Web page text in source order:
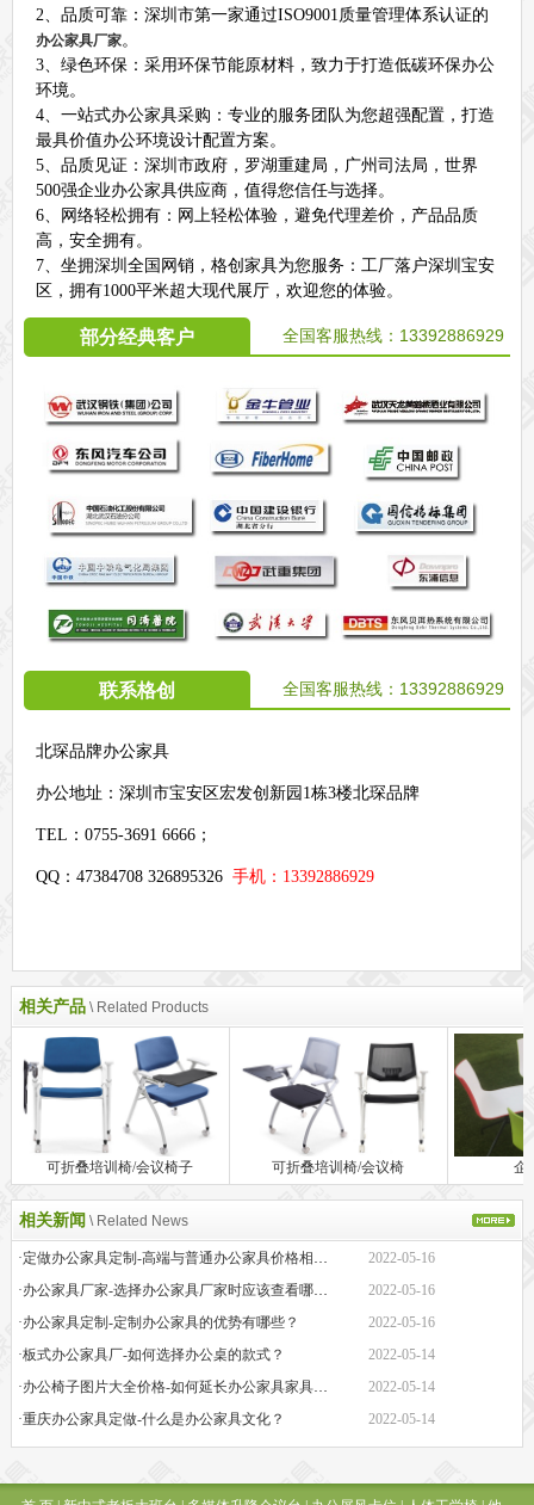
2、品质可靠：深圳市第一家通过ISO9001质量管理体系认证的
办公家具厂家。
3、绿色环保：采用环保节能原材料，致力于打造低碳环保办公
环境。
4、一站式办公家具采购：专业的服务团队为您超强配置，打造
最具价值办公环境设计配置方案。
5、品质见证：深圳市政府，罗湖重建局，广州司法局，世界
500强企业办公家具供应商，值得您信任与选择。
6、网络轻松拥有：网上轻松体验，避免代理差价，产品品质
高，安全拥有。
7、坐拥深圳全国网销，格创家具为您服务：工厂落户深圳宝安
区，拥有1000平米超大现代展厅，欢迎您的体验。
部分经典客户 全国客服热线： 13392886929
联系格创 全国客服热线： 13392886929
北琛品牌办公家具
办公地址： 深圳市宝安区宏发创新园1栋3楼北琛品牌
TEL：0755-3691 6666；
QQ：47384708 326895326 手机：13392886929
相关产品 \ Related Products
可折叠培训椅/会议椅子 可折叠培训椅/会议椅 企
相关新闻 \ Related News
2022-05-16
·办公家具厂家-选择办公家具厂家时应该查看哪些方面？
2022-05-16
·办公家具定制-定制办公家具的优势有哪些？
2022-05-16
·板式办公家具厂-如何选择办公桌的款式？
2022-05-14
·办公椅子图片大全价格-如何延长办公家具家具的保质期？
2022-05-14
·重庆办公家具定做-什么是办公家具文化？
2022-05-14